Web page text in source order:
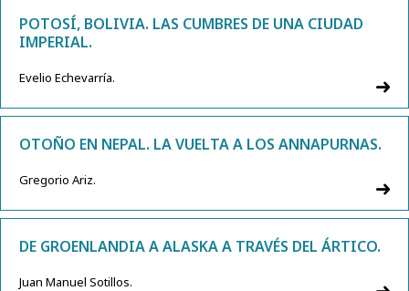
POTOSÍ, BOLIVIA. LAS CUMBRES DE UNA CIUDAD
IMPERIAL.
Evelio Echevarría.
OTOÑO EN NEPAL. LA VUELTA A LOS ANNAPURNAS.
Gregorio Ariz.
DE GROENLANDIA A ALASKA A TRAVÉS DEL ÁRTICO.
Juan Manuel Sotillos.